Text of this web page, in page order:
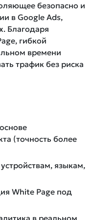
безопасно и
в Google Ads,
Благодаря
гибкой
времени
трафик без риска
(точность более
языкам,
White Page под
в реальном